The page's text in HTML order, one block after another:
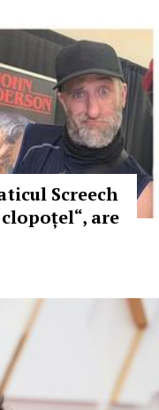
Screech
are